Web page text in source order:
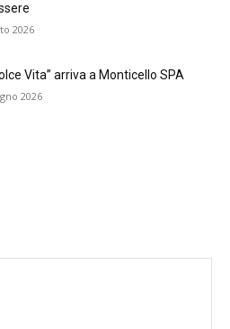
2026
Vita” arriva a Monticello SPA
2026